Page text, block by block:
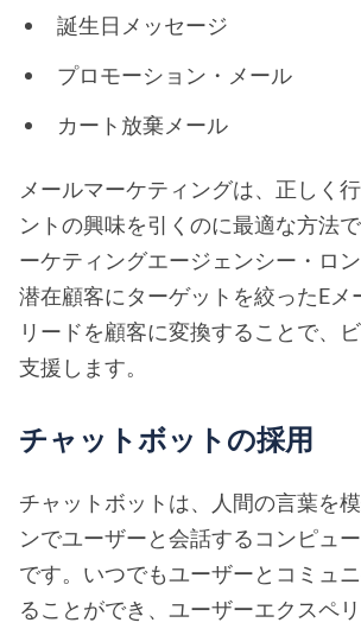
誕生日メッセージ
プロモーション・メール
カート放棄メール
メールマーケティングは、正しく
ントの興味を引くのに最適な方法
ーケティングエージェンシー・ロ
潜在顧客にターゲットを絞ったEメ
リードを顧客に変換することで、
支援します。
チャットボットの採用
チャットボットは、人間の言葉を
ンでユーザーと会話するコンピュ
です。いつでもユーザーとコミュ
ることができ、ユーザーエクスペ